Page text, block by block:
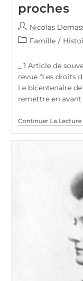
proches
Auteur/autrice
de
Nicolas
PostFamille /
_ 1 Article de
revue "Les droits
Le bicentenaire
remettre en
Continuer La Lecture